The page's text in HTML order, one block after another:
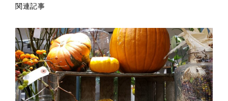
関連記事